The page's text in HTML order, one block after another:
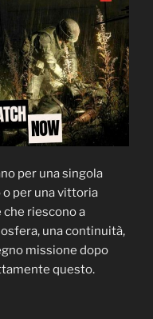
per una singola
per una vittoria
che riescono a
una continuità,
missione dopo
questo.